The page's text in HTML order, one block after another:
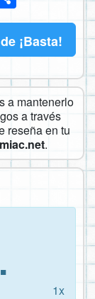
¡Basta!
a mantenerlo
a través
reseña en tu
.
1x